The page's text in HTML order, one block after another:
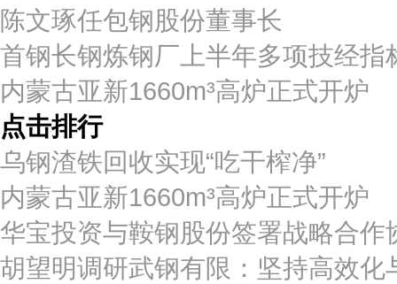
陈文琢任包钢股份董事长
首钢长钢炼钢厂上半年多项技经指
内蒙古亚新1660m³高炉正式开炉
点击排行
乌钢渣铁回收实现“吃干榨净”
内蒙古亚新1660m³高炉正式开炉
华宝投资与鞍钢股份签署战略合作
胡望明调研武钢有限：坚持高效